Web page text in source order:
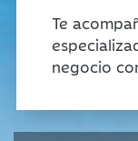
Te
negocio